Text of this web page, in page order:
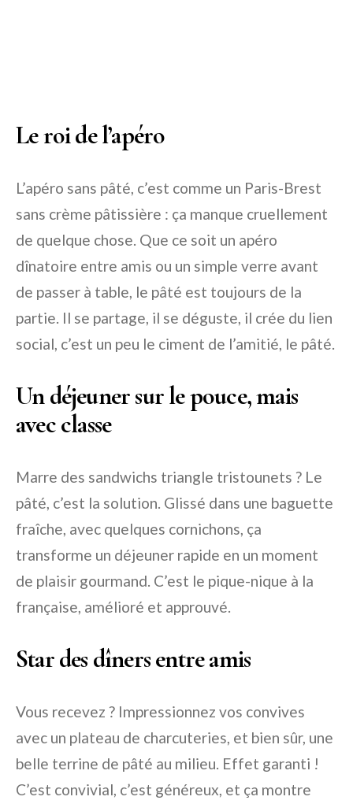
Le roi de l’apéro
L’apéro sans pâté, c’est comme un Paris-Brest
sans crème pâtissière : ça manque cruellement
de quelque chose. Que ce soit un apéro
dînatoire entre amis ou un simple verre avant
de passer à table, le pâté est toujours de la
partie. Il se partage, il se déguste, il crée du lien
social, c’est un peu le ciment de l’amitié, le pâté.
Un déjeuner sur le pouce, mais
avec classe
Marre des sandwichs triangle tristounets ? Le
pâté, c’est la solution. Glissé dans une baguette
fraîche, avec quelques cornichons, ça
transforme un déjeuner rapide en un moment
de plaisir gourmand. C’est le pique-nique à la
française, amélioré et approuvé.
Star des dîners entre amis
Vous recevez ? Impressionnez vos convives
avec un plateau de charcuteries, et bien sûr, une
belle terrine de pâté au milieu. Effet garanti !
C’est convivial, c’est généreux, et ça montre